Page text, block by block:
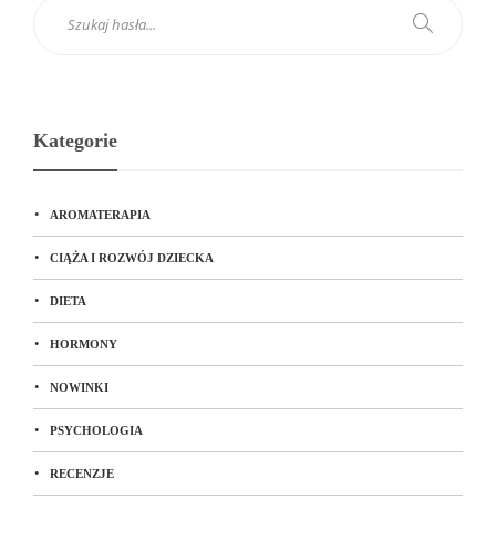
Kategorie
AROMATERAPIA
CIĄŻA I ROZWÓJ DZIECKA
DIETA
HORMONY
NOWINKI
PSYCHOLOGIA
RECENZJE